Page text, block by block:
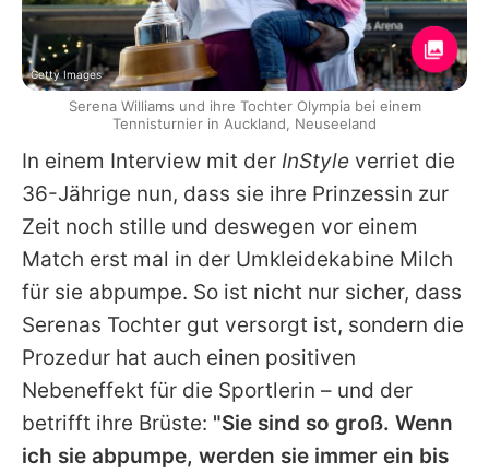
In einem Interview mit der InStyle verriet die
36-Jährige nun, dass sie ihre Prinzessin zur
Zeit noch stille und deswegen vor einem
Match erst mal in der Umkleidekabine Milch
für sie abpumpe. So ist nicht nur sicher, dass
Serenas Tochter gut versorgt ist, sondern die
Prozedur hat auch einen positiven
Nebeneffekt für die Sportlerin – und der
betrifft ihre Brüste: "Sie sind so groß. Wenn
ich sie abpumpe, werden sie immer ein bis
Getty Images
Serena Williams und ihre Tochter Olympia bei einem
Tennisturnier in Auckland, Neuseeland